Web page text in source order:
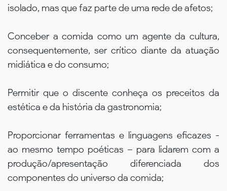
isolado, mas que faz parte de uma rede de afetos;
Conceber a comida como um agente da cultura,
consequentemente, ser crítico diante da atuação
midiática e do consumo;
Permitir que o discente conheça os preceitos da
estética e da história da gastronomia;
Proporcionar ferramentas e linguagens eficazes -
ao mesmo tempo poéticas – para lidarem com a
produção/apresentação diferenciada dos
componentes do universo da comida;